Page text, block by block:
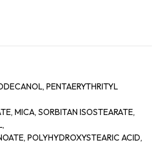
PENTAERYTHRITYL
MICA, SORBITAN ISOSTEARATE,
POLYHYDROXYSTEARIC ACID,